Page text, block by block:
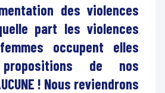
des violences
part les violences
occupent elles
de nos
! Nous reviendrons